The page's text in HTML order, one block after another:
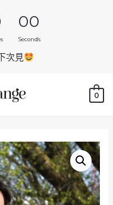
00
Seconds
次見
0